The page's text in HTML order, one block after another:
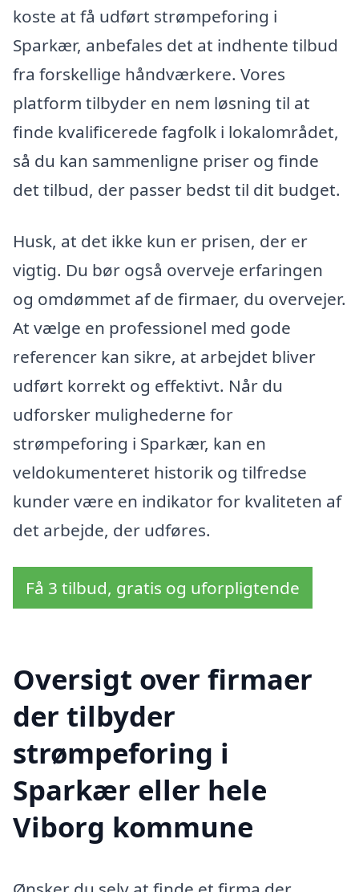
koste at få udført strømpeforing i
Sparkær, anbefales det at indhente tilbud
fra forskellige håndværkere. Vores
platform tilbyder en nem løsning til at
finde kvalificerede fagfolk i lokalområdet,
så du kan sammenligne priser og finde
det tilbud, der passer bedst til dit budget.
Husk, at det ikke kun er prisen, der er
vigtig. Du bør også overveje erfaringen
og omdømmet af de firmaer, du overvejer.
At vælge en professionel med gode
referencer kan sikre, at arbejdet bliver
udført korrekt og effektivt. Når du
udforsker mulighederne for
strømpeforing i Sparkær, kan en
veldokumenteret historik og tilfredse
kunder være en indikator for kvaliteten af
det arbejde, der udføres.
Få 3 tilbud, gratis og uforpligtende
Oversigt over firmaer
der tilbyder
strømpeforing i
Sparkær eller hele
Viborg kommune